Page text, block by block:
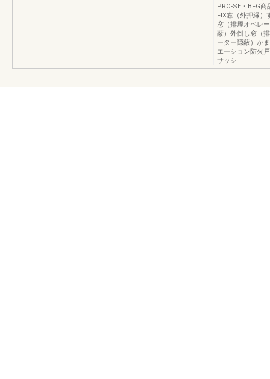
PRO-SE・BFG
FIX窓（外押縁）
窓（排煙オペレ
蔽）外倒し窓（
ーター隠蔽）か
エーション防火
サッシ